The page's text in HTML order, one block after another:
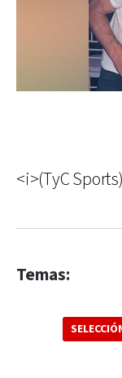
<i>(TyC
Temas: